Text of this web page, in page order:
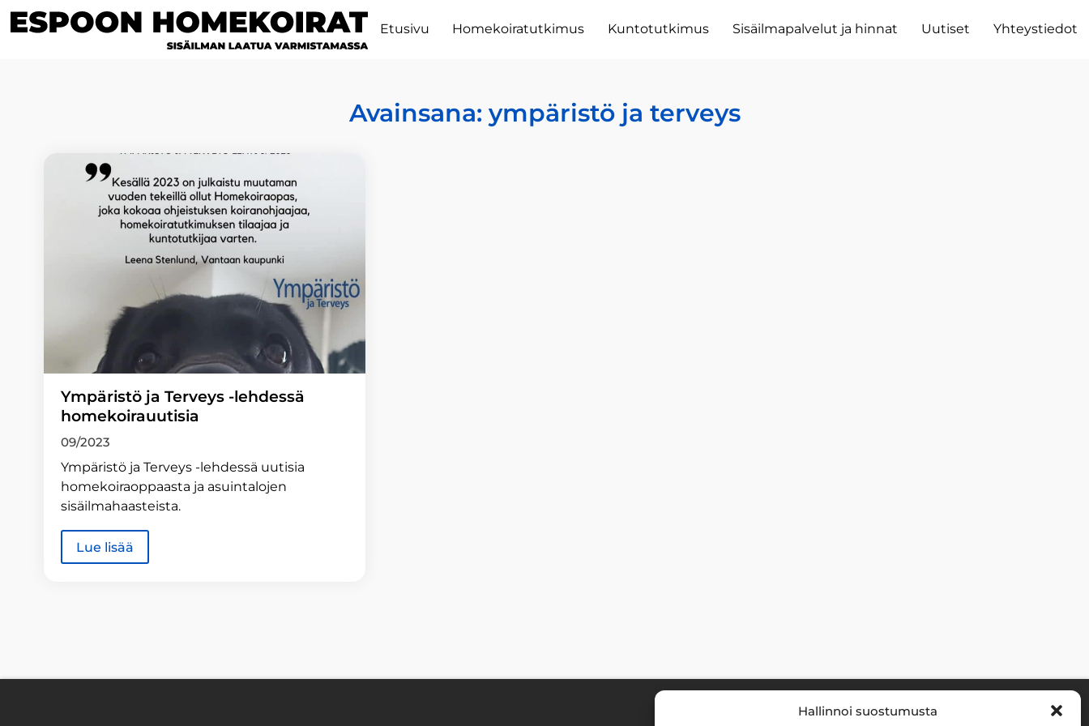
Hallinnoi suostumusta
sisältöön
Etusivu Homekoiratutkimus Kuntotutkimus Sisäilmapalvelut ja hinnat Uutiset Yhteystiedot
Avainsana: ympäristö ja terveys
Ympäristö ja Terveys -lehdessä
homekoirauutisia
09/2023
Ympäristö ja Terveys -lehdessä uutisia
homekoiraoppaasta ja asuintalojen
sisäilmahaasteista.
Lue lisää